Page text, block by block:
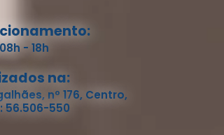
- 18h
na:
nº 176, Centro,
56.506-550